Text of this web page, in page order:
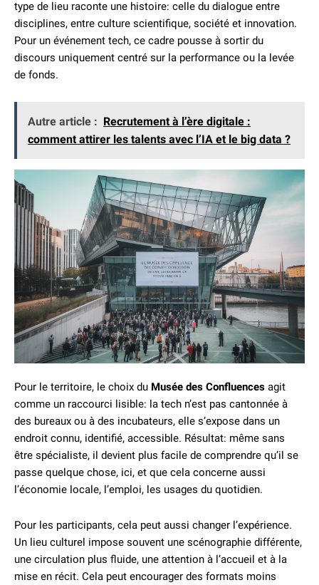
type de lieu raconte une histoire: celle du dialogue entre
disciplines, entre culture scientifique, société et innovation.
Pour un événement tech, ce cadre pousse à sortir du
discours uniquement centré sur la performance ou la levée
de fonds.
Autre article : Recrutement à l’ère digitale :
comment attirer les talents avec l’IA et le big data ?
Pour le territoire, le choix du Musée des Confluences agit
comme un raccourci lisible: la tech n’est pas cantonnée à
des bureaux ou à des incubateurs, elle s’expose dans un
endroit connu, identifié, accessible. Résultat: même sans
être spécialiste, il devient plus facile de comprendre qu’il se
passe quelque chose, ici, et que cela concerne aussi
l’économie locale, l’emploi, les usages du quotidien.
Pour les participants, cela peut aussi changer l’expérience.
Un lieu culturel impose souvent une scénographie différente,
une circulation plus fluide, une attention à l’accueil et à la
mise en récit. Cela peut encourager des formats moins